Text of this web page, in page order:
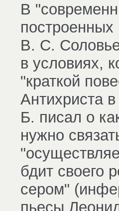
В
построенных
В. С.
в условиях,
"краткой
Антихриста
Б. писал о
нужно
бдит своего
сером"
пьесы